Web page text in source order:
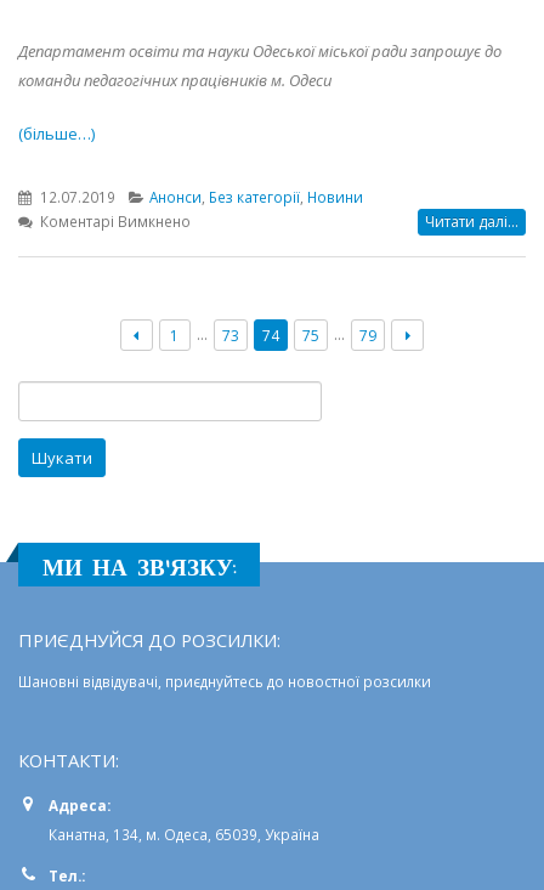
Департамент освіти та науки Одеської міської ради запрошує до
команди педагогічних працівників м. Одеси
(більше…)
12.07.2019 Анонси Без категорії Новини
Коментарі Вимкненодо
у
заклади
м.
Читати далі...
1 … 73 74 75 … 79
МИ НА ЗВ'ЯЗКУ:
ПРИЄДНУЙСЯ ДО РОЗСИЛКИ:
Шановні відвідувачі, приєднуйтесь до новостної розсилки
КОНТАКТИ:
Адреса:
Канатна, 134, м. Одеса, 65039, Україна
Тел.: